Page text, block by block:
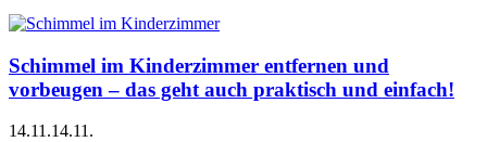
Schimmel im Kinderzimmer entfernen und
vorbeugen – das geht auch praktisch und einfach!
14.11.14.11.